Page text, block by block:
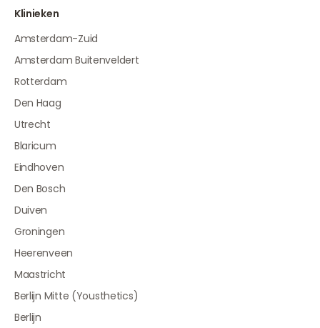
Klinieken
Amsterdam-Zuid
Amsterdam Buitenveldert
Rotterdam
Den Haag
Utrecht
Blaricum
Eindhoven
Den Bosch
Duiven
Groningen
Heerenveen
Maastricht
Berlijn Mitte (Yousthetics)
Berlijn